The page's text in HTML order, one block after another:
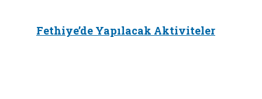
Fethiye’de Yapılacak Aktiviteler